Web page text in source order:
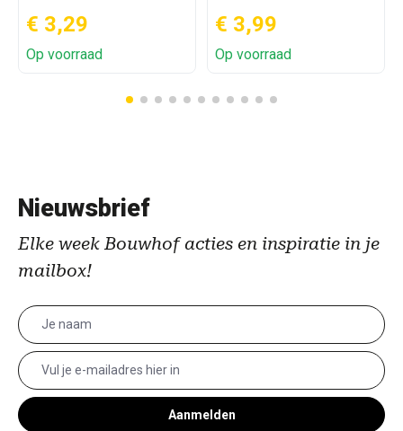
€ 3,29
Op voorraad
€ 3,99
Op voorraad
Nieuwsbrief
Elke week Bouwhof acties en inspiratie in je
mailbox!
Aanmelden